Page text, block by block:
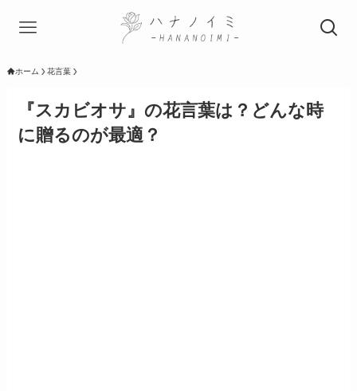
ホーム 花言葉
『スカビオサ』の花言葉は？どんな時
に贈るのが最適？